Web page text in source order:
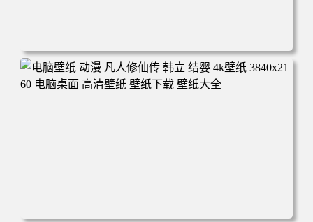
电脑壁纸 动漫角色 卡通场景 夏日休闲 夏日壁纸 治愈系 童
年回忆 荷塘荷叶 蜡笔小新 电脑桌面 高清壁纸 壁纸下载 壁